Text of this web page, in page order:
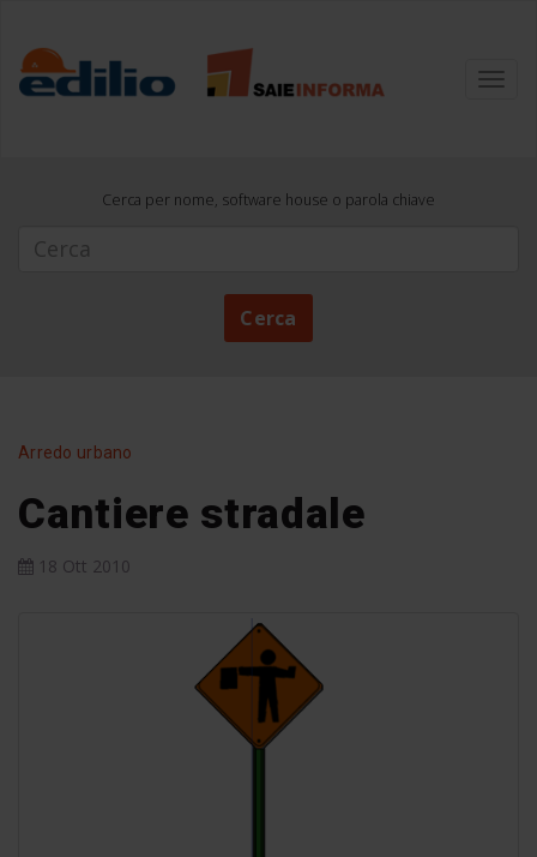
Cerca per nome, software house o parola chiave
Cerca
Arredo urbano
Cantiere stradale
18 Ott 2010